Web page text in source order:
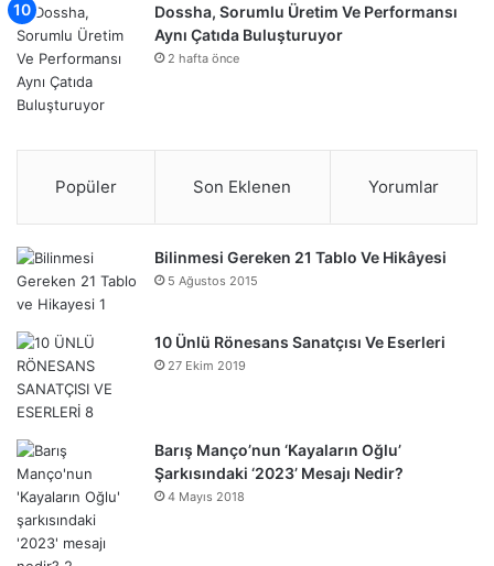
Dossha, Sorumlu Üretim Ve Performansı
Aynı Çatıda Buluşturuyor
2 hafta önce
Popüler Son Eklenen Yorumlar
Bilinmesi Gereken 21 Tablo Ve Hikâyesi
5 Ağustos 2015
10 Ünlü Rönesans Sanatçısı Ve Eserleri
27 Ekim 2019
Barış Manço’nun ‘Kayaların Oğlu’
Şarkısındaki ‘2023’ Mesajı Nedir?
4 Mayıs 2018